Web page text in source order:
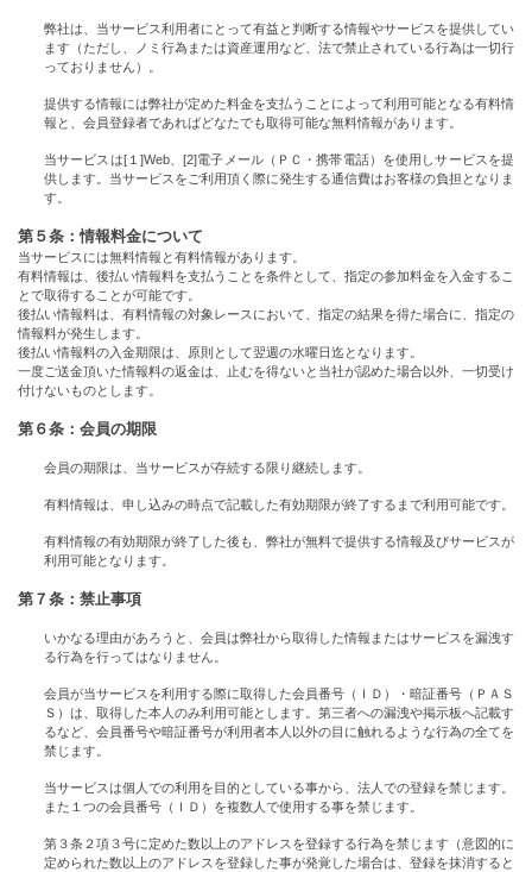
弊社は、当サービス利用者にとって有益と判断する情報やサービスを提供してい
ます（ただし、ノミ行為または資産運用など、法で禁止されている行為は一切行
っておりません）。
提供する情報には弊社が定めた料金を支払うことによって利用可能となる有料情
報と、会員登録者であればどなたでも取得可能な無料情報があります。
当サービスは[１]Web、[2]電子メール（ＰＣ・携帯電話）を使用しサービスを提
供します。当サービスをご利用頂く際に発生する通信費はお客様の負担となりま
す。
第５条：情報料金について
当サービスには無料情報と有料情報があります。
有料情報は、後払い情報料を支払うことを条件として、指定の参加料金を入金するこ
とで取得することが可能です。
後払い情報料は、有料情報の対象レースにおいて、指定の結果を得た場合に、指定の
情報料が発生します。
後払い情報料の入金期限は、原則として翌週の水曜日迄となります。
一度ご送金頂いた情報料の返金は、止むを得ないと当社が認めた場合以外、一切受け
付けないものとします。
第６条：会員の期限
会員の期限は、当サービスが存続する限り継続します。
有料情報は、申し込みの時点で記載した有効期限が終了するまで利用可能です。
有料情報の有効期限が終了した後も、弊社が無料で提供する情報及びサービスが
利用可能となります。
第７条：禁止事項
いかなる理由があろうと、会員は弊社から取得した情報またはサービスを漏洩す
る行為を行ってはなりません。
会員が当サービスを利用する際に取得した会員番号（ＩＤ）・暗証番号（ＰＡＳ
Ｓ）は、取得した本人のみ利用可能とします。第三者への漏洩や掲示板へ記載す
るなど、会員番号や暗証番号が利用者本人以外の目に触れるような行為の全てを
禁じます。
当サービスは個人での利用を目的としている事から、法人での登録を禁じます。
また１つの会員番号（ＩＤ）を複数人で使用する事を禁じます。
第３条２項３号に定めた数以上のアドレスを登録する行為を禁じます（意図的に
定められた数以上のアドレスを登録した事が発覚した場合は、登録を抹消すると